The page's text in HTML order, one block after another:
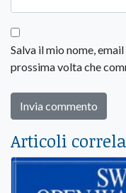
Salva il mio nome,
prossima volta che
Articoli